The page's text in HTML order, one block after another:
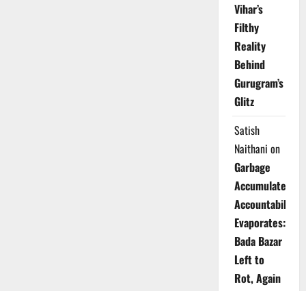
Vihar’s
Filthy
Reality
Behind
Gurugram’s
Glitz
Satish
Naithani on
Garbage
Accumulates,
Accountability
Evaporates:
Bada Bazar
Left to
Rot, Again